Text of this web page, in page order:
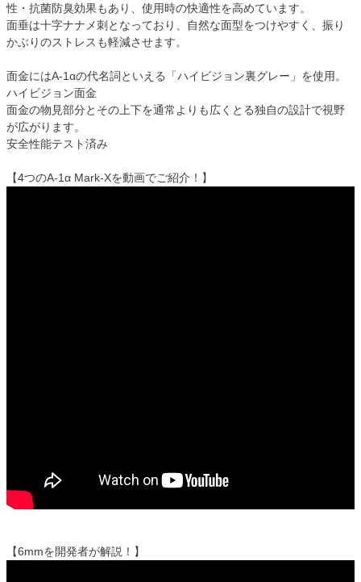
性・抗菌防臭効果もあり、使用時の快適性を高めています。
面垂は十字ナナメ刺となっており、自然な面型をつけやすく、振り
かぶりのストレスも軽減させます。
面金にはA-1αの代名詞といえる「ハイビジョン裏グレー」を使用。
ハイビジョン面金
面金の物見部分とその上下を通常よりも広くとる独自の設計で視野
が広がります。
安全性能テスト済み
【4つのA-1α Mark-Xを動画でご紹介！】
【6mmを開発者が解説！】